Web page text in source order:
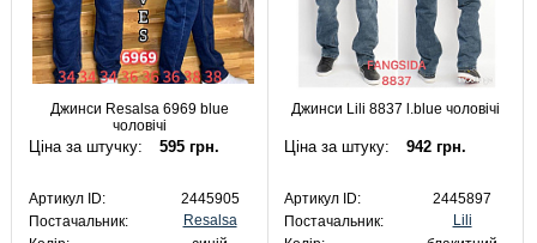
Джинси Resalsa 6969 blue
чоловічі
Ціна за штучку: 595 грн.
Артикул ID:
2445905
Постачальник:
Resalsa
Джинси Lili 8837 l.blue чоловічі
Ціна за штуку: 942 грн.
Артикул ID:
2445897
Постачальник:
Lili